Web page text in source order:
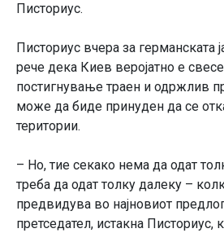
Писториус.
Писториус вчера за германската
рече дека Киев веројатно е
постигнување траен и одржлив
може да биде принуден да се
територии.
– Но, тие секако нема да одат
треба да одат толку далеку –
предвидува во најновиот
претседател, истакна Писториус,